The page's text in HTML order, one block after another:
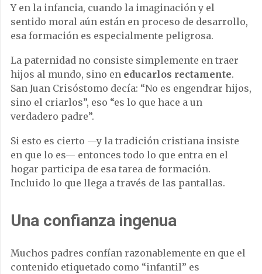
Y en la infancia, cuando la imaginación y el
sentido moral aún están en proceso de desarrollo,
esa formación es especialmente peligrosa.
La paternidad no consiste simplemente en traer
hijos al mundo, sino en educarlos rectamente.
San Juan Crisóstomo decía: “No es engendrar hijos,
sino el criarlos”, eso “es lo que hace a un
verdadero padre”.
Si esto es cierto —y la tradición cristiana insiste
en que lo es— entonces todo lo que entra en el
hogar participa de esa tarea de formación.
Incluido lo que llega a través de las pantallas.
Una confianza ingenua
Muchos padres confían razonablemente en que el
contenido etiquetado como “infantil” es